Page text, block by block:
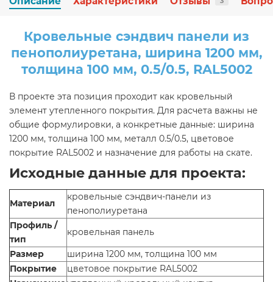
Кровельные сэндвич панели из
пенополиуретана, ширина 1200 мм,
толщина 100 мм, 0.5/0.5, RAL5002
В проекте эта позиция проходит как кровельный
элемент утепленного покрытия. Для расчета важны не
общие формулировки, а конкретные данные: ширина
1200 мм, толщина 100 мм, металл 0.5/0.5, цветовое
покрытие RAL5002 и назначение для работы на скате.
Исходные данные для проекта:
Материал
кровельные сэндвич-панели из
пенополиуретана
Профиль /
тип
кровельная панель
Размер
ширина 1200 мм, толщина 100 мм
Покрытие
цветовое покрытие RAL5002